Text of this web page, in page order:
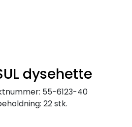
dysehette
55-6123-40
22 stk.